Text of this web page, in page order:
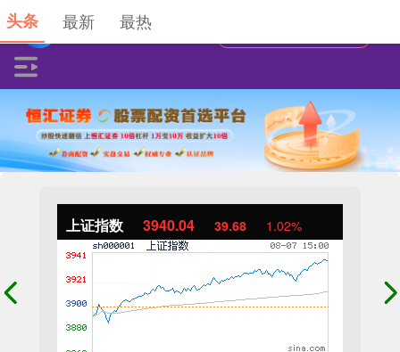
上证指数 3940.04 39.68 1.02%
头条 最新 最热